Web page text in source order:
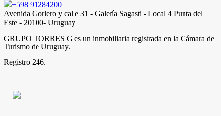
+598 91284200
Avenida Gorlero y calle 31 - Galería Sagasti - Local 4 Punta del
Este - 20100- Uruguay
GRUPO TORRES G es un inmobiliaria registrada en la Cámara de
Turismo de Uruguay.
Registro 246.